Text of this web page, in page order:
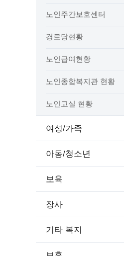
공공시설물 설치 비용 공개
겸직허가 현황
고향사랑기부제
세움터(건축 행정 시스템)
시민의 소리
노인주간보호센터
경로당현황
노인급여현황
노인종합복지관 현황
노인교실 현황
여성/가족
아동/청소년
보육
장사
기타 복지